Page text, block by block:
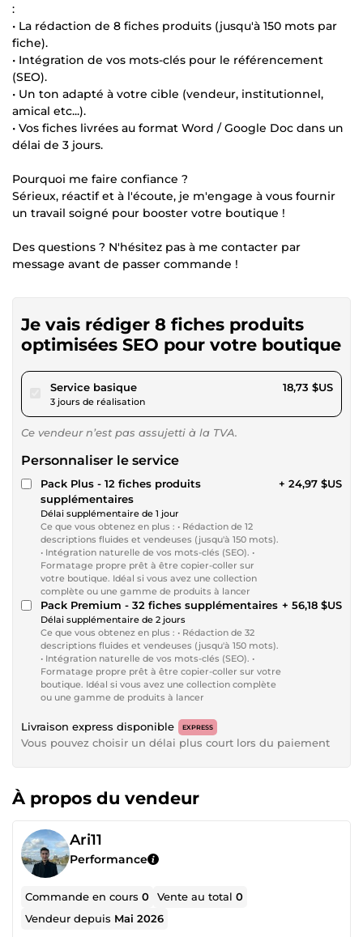
:
• La rédaction de 8 fiches produits (jusqu'à 150 mots par
fiche).
• Intégration de vos mots-clés pour le référencement
(SEO).
• Un ton adapté à votre cible (vendeur, institutionnel,
amical etc...).
• Vos fiches livrées au format Word / Google Doc dans un
délai de 3 jours.
Pourquoi me faire confiance ?
Sérieux, réactif et à l'écoute, je m'engage à vous fournir
un travail soigné pour booster votre boutique !
Des questions ? N'hésitez pas à me contacter par
message avant de passer commande !
Je vais rédiger 8 fiches produits
optimisées SEO pour votre boutique
Service basiquepour 17,26 $US
3 jours de réalisation
18,73 $US
Ce vendeur n’est pas assujetti à la TVA.
Personnaliser le service
Pack Plus - 12 fiches produits
supplémentaires
Délai supplémentaire de 1 jour
Ce que vous obtenez en plus : • Rédaction de 12
descriptions fluides et vendeuses (jusqu'à 150 mots).
• Intégration naturelle de vos mots-clés (SEO). •
Formatage propre prêt à être copier-coller sur
votre boutique. Idéal si vous avez une collection
complète ou une gamme de produits à lancer
+ 24,97 $US
Pack Premium - 32 fiches supplémentaires
Délai supplémentaire de 2 jours
Ce que vous obtenez en plus : • Rédaction de 32
descriptions fluides et vendeuses (jusqu'à 150 mots).
• Intégration naturelle de vos mots-clés (SEO). •
Formatage propre prêt à être copier-coller sur votre
boutique. Idéal si vous avez une collection complète
ou une gamme de produits à lancer
+ 56,18 $US
Livraison express disponible EXPRESS
Vous pouvez choisir un délai plus court lors du paiement
À propos du vendeur
Ari11
Performance
Commande en cours0 Vente au total0
Vendeur depuis Mai 2026